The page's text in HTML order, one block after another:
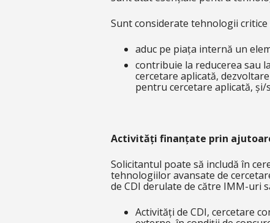
Sunt considerate tehnologii
aduc pe piața internă un
contribuie la reducerea sau
cercetare aplicată,
pentru cercetare aplicată, și/
Activități finanțate prin
Solicitantul poate să includă în
tehnologiilor avansate de
de CDI derulate de către IMM-uri
Activități de CDI, cercetare